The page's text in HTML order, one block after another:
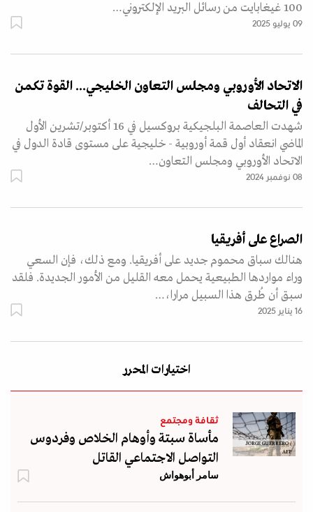
100 غيغابايت من رسائل البريد الإلكتروني…
09 يوليو 2025
الاتحاد الأوروبي ومجلس التعاون الخليجي... القوة تكمن
في التحالف
شهدت العاصمة البلجيكية بروكسيل في 16 أكتوبر/تشرين الأول
الماضي انعقاد أول قمة أوروبية - خليجية على مستوى قادة الدول في
الاتحاد الأوروبي ومجلس التعاون…
08 نوفمبر 2024
الصراع على أفريقيا
هنالك سباق محموم جديد على أفريقيا. ومع ذلك، فإن السعي
وراء مواردها الطبيعية يحمل معه القليل من الأمور الجديدة. فلقد
سبق أن طُرق هذا السبيل مرارا،…
16 يناير 2025
اختيارات المحرر
JORGE GUERRERO /
AFP
ثقافة ومجتمع
مأساة سبتة وأوهام الخلاص وفردوس
التواصل الاجتماعي القاتل
سامر أبوهواش